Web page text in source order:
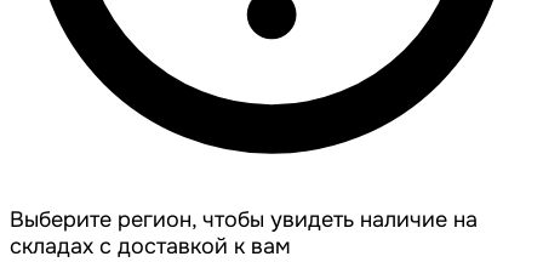
Выберите регион, чтобы увидеть наличие на
складах с доставкой к вам